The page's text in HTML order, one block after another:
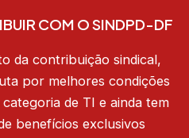
COM O SINDPD-DF
da contribuição sindical,
por melhores condições
de TI e ainda tem
benefícios exclusivos